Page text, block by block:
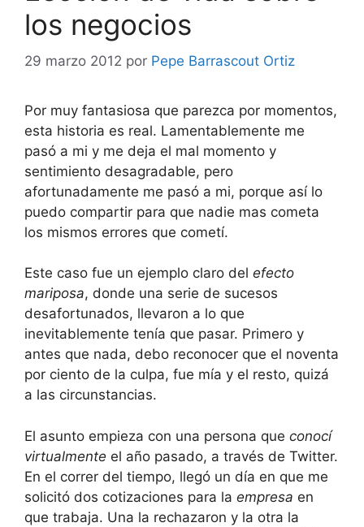
los negocios
29 marzo 2012 por Pepe Barrascout Ortiz
Por muy fantasiosa que parezca por momentos,
esta historia es real. Lamentablemente me
pasó a mi y me deja el mal momento y
sentimiento desagradable, pero
afortunadamente me pasó a mi, porque así lo
puedo compartir para que nadie mas cometa
los mismos errores que cometí.
Este caso fue un ejemplo claro del efecto
mariposa, donde una serie de sucesos
desafortunados, llevaron a lo que
inevitablemente tenía que pasar. Primero y
antes que nada, debo reconocer que el noventa
por ciento de la culpa, fue mía y el resto, quizá
a las circunstancias.
El asunto empieza con una persona que conocí
virtualmente el año pasado, a través de Twitter.
En el correr del tiempo, llegó un día en que me
solicitó dos cotizaciones para la empresa en
que trabaja. Una la rechazaron y la otra la